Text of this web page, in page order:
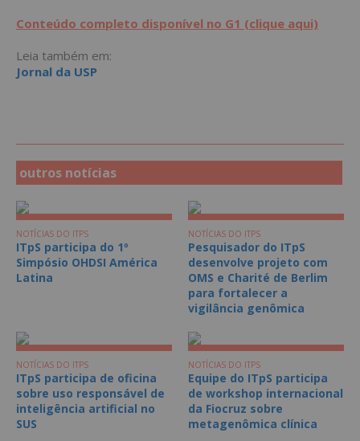
Conteúdo completo disponível no G1 (clique aqui)
Leia também em:
Jornal da USP
outros notícias
NOTÍCIAS DO ITPS
ITpS participa do 1º
Simpósio OHDSI América
Latina
NOTÍCIAS DO ITPS
Pesquisador do ITpS
desenvolve projeto com
OMS e Charité de Berlim
para fortalecer a
vigilância genômica
NOTÍCIAS DO ITPS
ITpS participa de oficina
sobre uso responsável de
inteligência artificial no
SUS
NOTÍCIAS DO ITPS
Equipe do ITpS participa
de workshop internacional
da Fiocruz sobre
metagenômica clínica